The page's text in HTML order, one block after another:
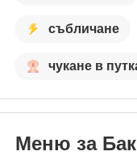
събличане
чукане в
Меню за